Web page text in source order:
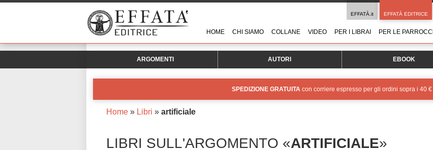
EFFATÀ.it EFFATÀ EDITRICE
HOME CHI SIAMO COLLANE VIDEO PER I LIBRAI PER LE
ARGOMENTI AUTORI EBOOK
SPEDIZIONE GRATUITA con corriere espresso per gli ordini sopra i 40 €
Home » Libri » artificiale
LIBRI SULL'ARGOMENTO «ARTIFICIALE»